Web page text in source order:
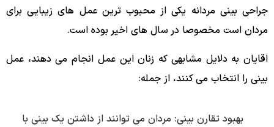
جراحی بینی مردانه یکی از محبوب ترین عمل های زیبایی برای
مردان است مخصوصا در سال های اخیر بوده است.
اقایان به دلایل مشابهی که زنان این عمل انجام می دهند، عمل
بینی را انتخاب می کنند، از جمله:
بهبود تقارن بینی: مردان می توانند از داشتن یک بینی با